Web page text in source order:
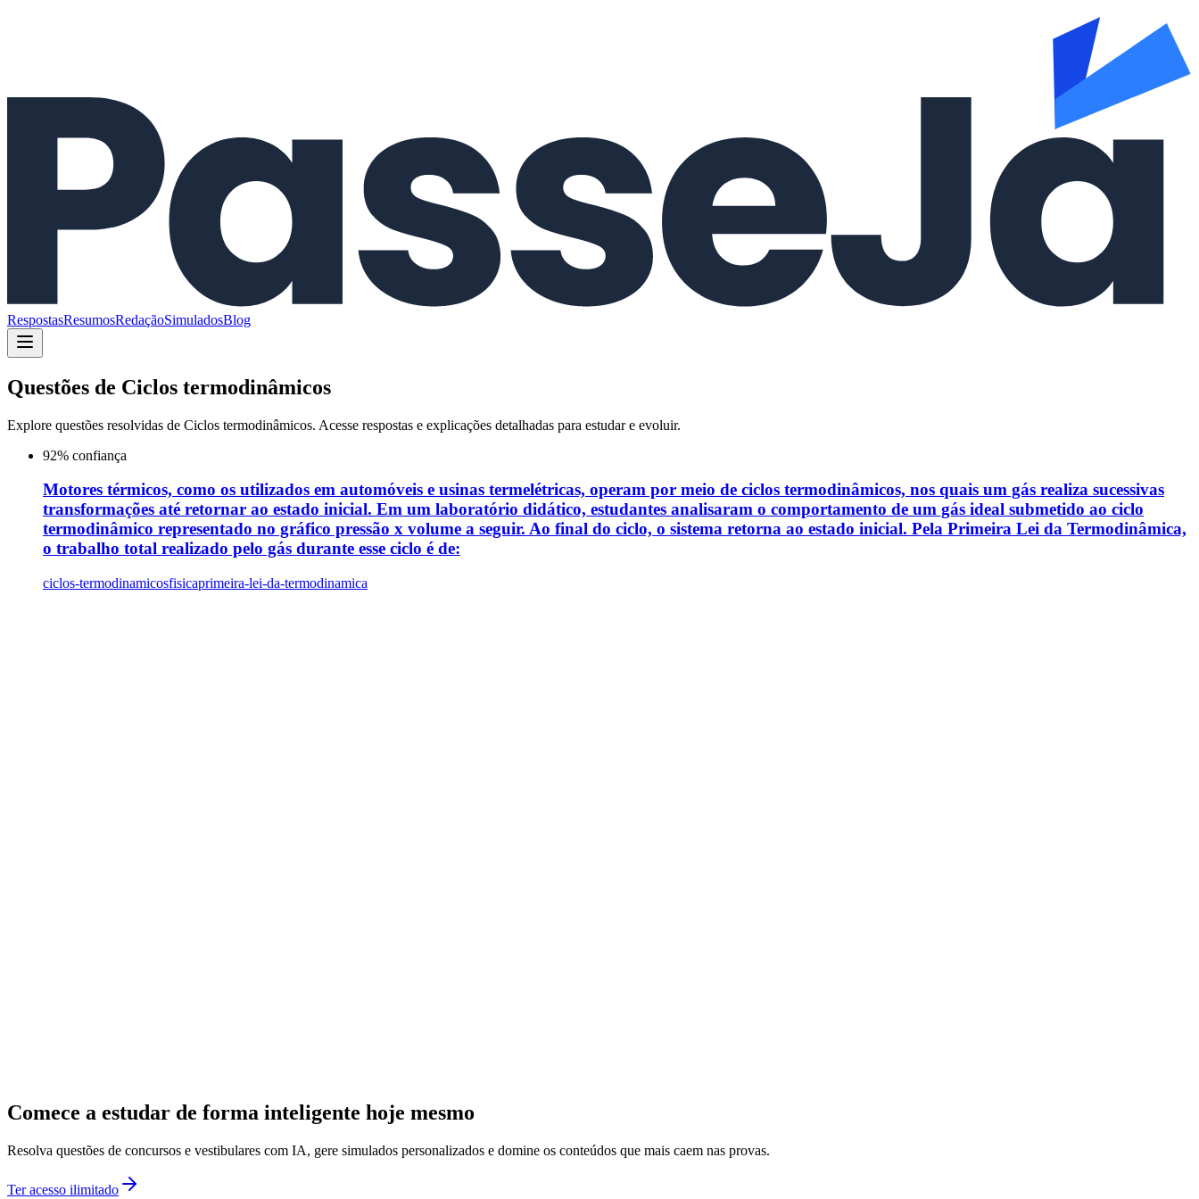
RespostasResumosRedaçãoSimuladosBlog
Questões de Ciclos termodinâmicos
Explore questões resolvidas de Ciclos termodinâmicos. Acesse respostas e explicações detalhadas para estudar e evoluir.
92% confiança
Motores térmicos, como os utilizados em automóveis e usinas termelétricas, operam por meio de ciclos termodinâmicos, nos quais um gás realiza sucessivas
transformações até retornar ao estado inicial. Em um laboratório didático, estudantes analisaram o comportamento de um gás ideal submetido ao ciclo
termodinâmico representado no gráfico pressão x volume a seguir. Ao final do ciclo, o sistema retorna ao estado inicial. Pela Primeira Lei da Termodinâmica,
o trabalho total realizado pelo gás durante esse ciclo é de:
ciclos-termodinamicosfisicaprimeira-lei-da-termodinamica
Comece a estudar de forma inteligente hoje mesmo
Resolva questões de concursos e vestibulares com IA, gere simulados personalizados e domine os conteúdos que mais caem nas provas.
Ter acesso ilimitado